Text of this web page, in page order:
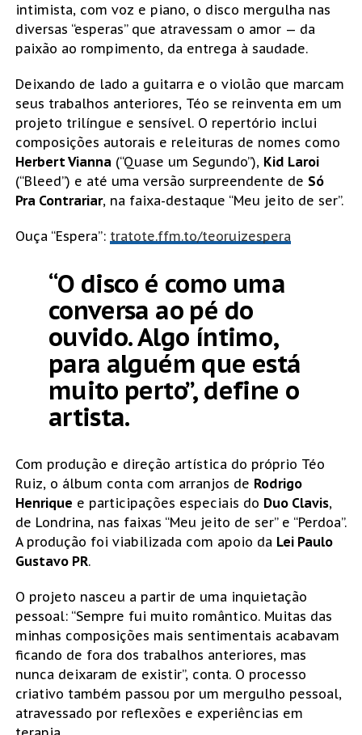
intimista, com voz e piano, o disco mergulha nas
diversas “esperas” que atravessam o amor — da
paixão ao rompimento, da entrega à saudade.
Deixando de lado a guitarra e o violão que marcam
seus trabalhos anteriores, Téo se reinventa em um
projeto trilíngue e sensível. O repertório inclui
composições autorais e releituras de nomes como
Herbert Vianna (“Quase um Segundo”), Kid Laroi
(“Bleed”) e até uma versão surpreendente de Só
Pra Contrariar, na faixa-destaque “Meu jeito de ser”.
Ouça “Espera”: tratote.ffm.to/teoruizespera
“O disco é como uma
conversa ao pé do
ouvido. Algo íntimo,
para alguém que está
muito perto”, define o
artista.
Com produção e direção artística do próprio Téo
Ruiz, o álbum conta com arranjos de Rodrigo
Henrique e participações especiais do Duo Clavis,
de Londrina, nas faixas “Meu jeito de ser” e “Perdoa”.
A produção foi viabilizada com apoio da Lei Paulo
Gustavo PR.
O projeto nasceu a partir de uma inquietação
pessoal: “Sempre fui muito romântico. Muitas das
minhas composições mais sentimentais acabavam
ficando de fora dos trabalhos anteriores, mas
nunca deixaram de existir”, conta. O processo
criativo também passou por um mergulho pessoal,
atravessado por reflexões e experiências em